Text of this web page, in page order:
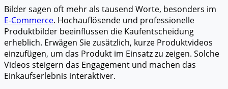
Bilder sagen oft mehr als tausend Worte, besonders im
E-Commerce. Hochauflösende und professionelle
Produktbilder beeinflussen die Kaufentscheidung
erheblich. Erwägen Sie zusätzlich, kurze Produktvideos
einzufügen, um das Produkt im Einsatz zu zeigen. Solche
Videos steigern das Engagement und machen das
Einkaufserlebnis interaktiver.